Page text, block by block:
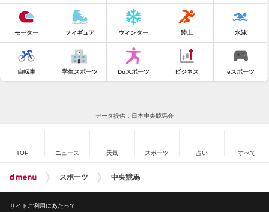
モーター フィギュア ウィンター 陸上 水泳
自転車 学生スポーツ Doスポーツ ビジネス eスポーツ
データ提供：日本中央競馬会
TOP ニュース 天気 スポーツ 占い すべて
スポーツ 中央競馬
サイトご利用にあたって